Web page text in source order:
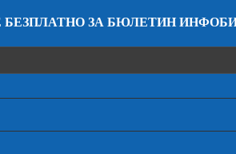
БЕЗПЛАТНО ЗА БЮЛЕТИН